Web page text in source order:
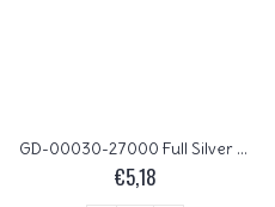
GD-00030-27000 Full Silver Matubo GemDuo 10 gram
€5,18